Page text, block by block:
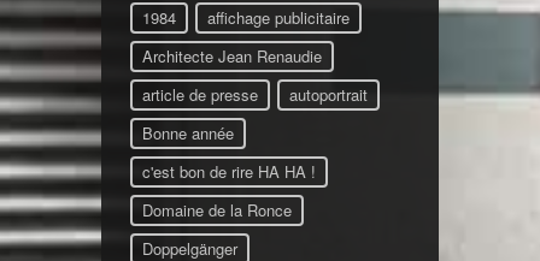
1984
affichage publicitaire
Architecte Jean Renaudie
article de presse
autoportrait
Bonne année
c'est bon de rire HA HA !
Domaine de la Ronce
Doppelgänger